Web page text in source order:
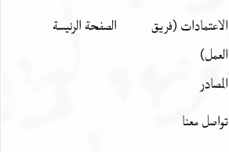
الاعتمادات (فريق
العمل)
المصادر
تواصل معنا
الصفحة الرئيسة